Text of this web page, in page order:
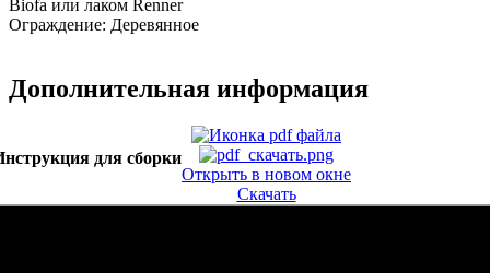
Biofa или лаком Renner
Ограждение: Деревянное
Дополнительная информация
для сборки
Открыть в новом окне
Скачать